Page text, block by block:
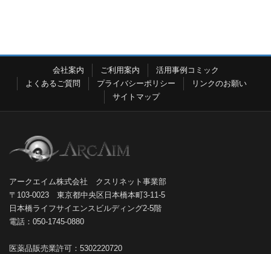
会社案内 ご利用案内
活用事例コミック
よくあるご質問
プライバシーポリシー
リンクのお願い
サイトマップ
アークエイム株式会社 クスリネット事業部
〒103-0023 東京都中央区日本橋本町3-11-5
日本橋ライフサイエンスビルディング2-5階
電話：050-1745-0880
医薬品販売業許可：5302220720